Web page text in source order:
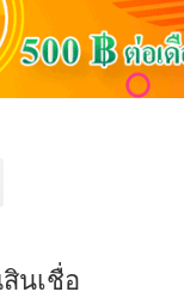
นเชื่อ